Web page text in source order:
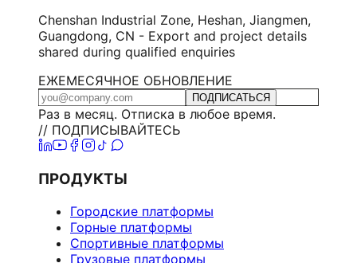
Chenshan Industrial Zone, Heshan, Jiangmen,
Guangdong, CN - Export and project details
shared during qualified enquiries
ЕЖЕМЕСЯЧНОЕ ОБНОВЛЕНИЕ
ПОДПИСАТЬСЯ
Раз в месяц. Отписка в любое время.
// ПОДПИСЫВАЙТЕСЬ
ПРОДУКТЫ
Городские платформы
Горные платформы
Спортивные платформы
Грузовые платформы